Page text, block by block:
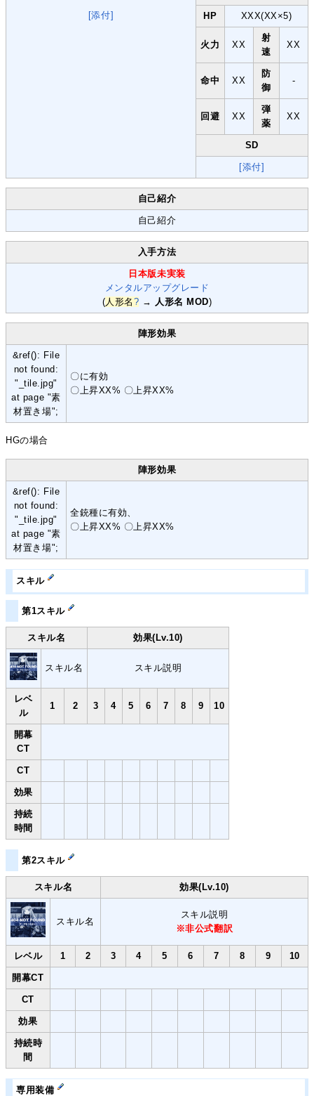
[添付] HP XXX(XX×5)
火力 XX
射
速
XX
命中 XX
防
御
-
回避 XX
弾
薬
XX
SD
[添付]
自己紹介
自己紹介
入手方法
日本版未実装
メンタルアップグレード
( 人形名 ? → 人形名 MOD)
陣形効果
&ref(): File
not found:
"_tile.jpg"
at page "素
材置き場";
〇に有効
〇上昇XX% 〇上昇XX%
HGの場合
陣形効果
&ref(): File
not found:
"_tile.jpg"
at page "素
材置き場";
全銃種に有効、
〇上昇XX% 〇上昇XX%
スキル
第1スキル
スキル名 効果(Lv.10)
スキル名 スキル説明
レベ
ル
1 2 3 4 5 6 7 8 9 10
開幕
CT
CT
効果
持続
時間
第2スキル
スキル名 効果(Lv.10)
スキル名
スキル説明
※非公式翻訳
レベル 1 2 3 4 5 6 7 8 9 10
開幕CT
CT
効果
持続時
間
専用装備